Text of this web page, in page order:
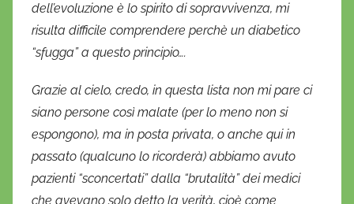
dell’evoluzione è lo spirito di sopravvivenza, mi
risulta difficile comprendere perchè un diabetico
“sfugga” a questo principio….
Grazie al cielo, credo, in questa lista non mi pare ci
siano persone così malate (per lo meno non si
espongono), ma in posta privata, o anche qui in
passato (qualcuno lo ricorderà) abbiamo avuto
pazienti “sconcertati” dalla “brutalità” dei medici
che avevano solo detto la verità, cioè come